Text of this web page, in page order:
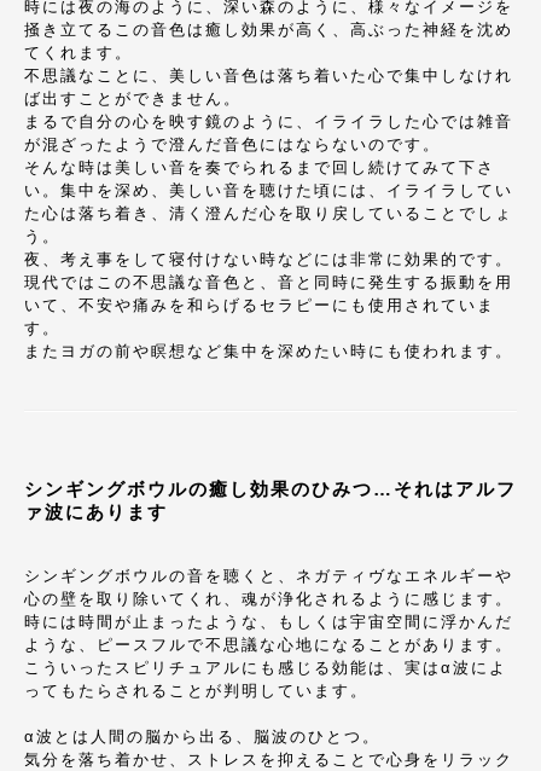
時には夜の海のように、深い森のように、様々なイメージを
掻き立てるこの音色は癒し効果が高く、高ぶった神経を沈め
てくれます。
不思議なことに、美しい音色は落ち着いた心で集中しなけれ
ば出すことができません。
まるで自分の心を映す鏡のように、イライラした心では雑音
が混ざったようで澄んだ音色にはならないのです。
そんな時は美しい音を奏でられるまで回し続けてみて下さ
い。集中を深め、美しい音を聴けた頃には、イライラしてい
た心は落ち着き、清く澄んだ心を取り戻していることでしょ
う。
夜、考え事をして寝付けない時などには非常に効果的です。
現代ではこの不思議な音色と、音と同時に発生する振動を用
いて、不安や痛みを和らげるセラピーにも使用されていま
す。
またヨガの前や瞑想など集中を深めたい時にも使われます。
シンギングボウルの癒し効果のひみつ…それはアルフ
ァ波にあります
シンギングボウルの音を聴くと、ネガティヴなエネルギーや
心の壁を取り除いてくれ、魂が浄化されるように感じます。
時には時間が止まったような、もしくは宇宙空間に浮かんだ
ような、ピースフルで不思議な心地になることがあります。
こういったスピリチュアルにも感じる効能は、実はα波によ
ってもたらされることが判明しています。
α波とは人間の脳から出る、脳波のひとつ。
気分を落ち着かせ、ストレスを抑えることで心身をリラック